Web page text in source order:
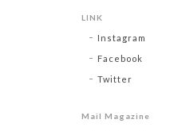
LINK
Instagram
Facebook
Twitter
Mail Magazine